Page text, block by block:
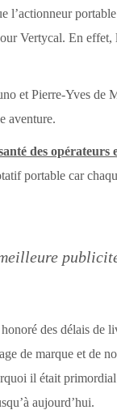
l’actionneur
Vertycal. En effet,
et Pierre-Yves de
aventure.
des opérateurs
portable car
des délais de
de marque et de
il était
aujourd’hui.